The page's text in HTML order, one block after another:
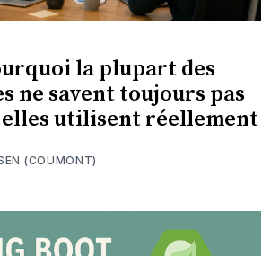
la plupart des
ne savent toujours pas
utilisent réellement
(COUMONT)